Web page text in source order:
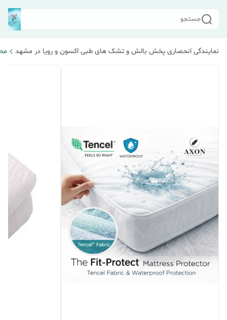
جستجو
نمایندگی انحصاری پخش بالش و تشک های طبی اکسون و رویا در مشهد